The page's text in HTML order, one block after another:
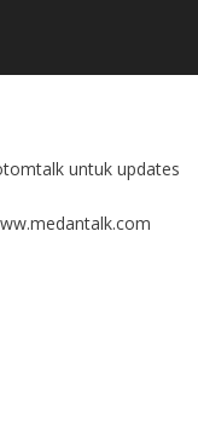
untuk updates